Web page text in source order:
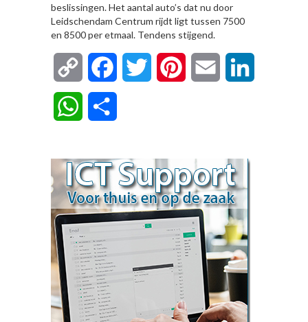
beslissingen. Het aantal auto’s dat nu door
Leidschendam Centrum rijdt ligt tussen 7500
en 8500 per etmaal. Tendens stijgend.
Copy
Link
FacebookTwitter Pinterest Email
WhatsApp